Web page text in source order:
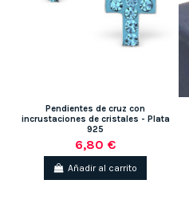
Pendientes de cruz con
incrustaciones de cristales - Plata
925
6,80 €
Añadir al carrito